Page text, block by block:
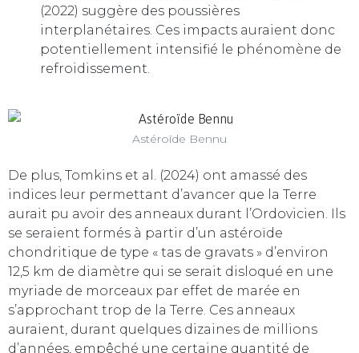
(2022) suggère des poussières
interplanétaires. Ces impacts auraient donc
potentiellement intensifié le phénomène de
refroidissement.
Astéroïde Bennu
De plus, Tomkins et al. (2024) ont amassé des
indices leur permettant d’avancer que la Terre
aurait pu avoir des anneaux durant l’Ordovicien. Ils
se seraient formés à partir d’un astéroïde
chondritique de type « tas de gravats » d’environ
12,5 km de diamètre qui se serait disloqué en une
myriade de morceaux par effet de marée en
s’approchant trop de la Terre. Ces anneaux
auraient, durant quelques dizaines de millions
d’années, empêché une certaine quantité de